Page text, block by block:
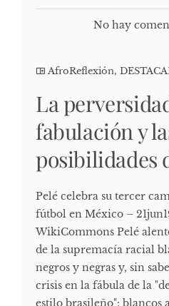
No hay
AfroReflexión,
La
fabulación y
posibilidades
Pelé celebra su tercer
fútbol en México –
WikiCommons Pelé
de la supremacía racial
negros y negras y, sin
crisis en la fábula de la
estilo brasileño": blancos